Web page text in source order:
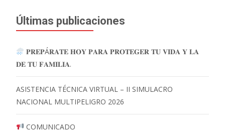
Últimas publicaciones
𝐏𝐑𝐄𝐏Á𝐑𝐀𝐓𝐄 𝐇𝐎𝐘 𝐏𝐀𝐑𝐀 𝐏𝐑𝐎𝐓𝐄𝐆𝐄𝐑 𝐓𝐔 𝐕𝐈𝐃𝐀 𝐘 𝐋𝐀
𝐃𝐄 𝐓𝐔 𝐅𝐀𝐌𝐈𝐋𝐈𝐀.
ASISTENCIA TÉCNICA VIRTUAL – II SIMULACRO
NACIONAL MULTIPELIGRO 2026
COMUNICADO